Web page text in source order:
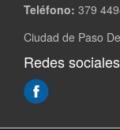
Teléfono: 379
Ciudad de Paso
Redes sociales